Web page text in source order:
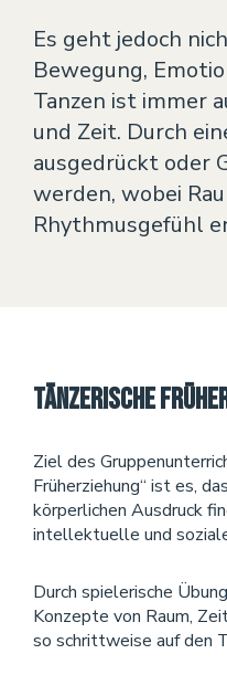
KONTAKT
Es geht jedoch
Bewegung,
Tanzen ist immer
und Zeit. Durch
ausgedrückt oder
werden, wobei
Rhythmusgefühl
Tänzerische
Ziel des
Früherziehung“ ist es,
körperlichen Ausdruck
intellektuelle und
Durch spielerische
Konzepte von Raum,
so schrittweise auf den